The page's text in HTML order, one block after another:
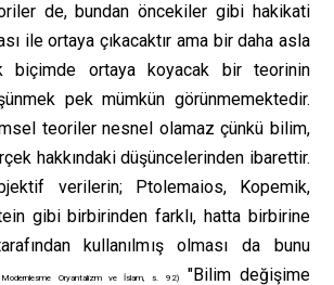
de, bundan öncekiler gibi hakikati
ile ortaya çıkacaktır ama bir daha asla
biçimde ortaya koyacak bir teorinin
pek mümkün görünmemektedir.
teoriler nesnel olamaz çünkü bilim,
hakkındaki düşüncelerinden ibarettir.
verilerin; Ptolemaios, Kopemik,
gibi birbirinden farklı, hatta birbirine
kullanılmış olması da bunu
Modernlesme Oryantalizm ve İslam, s. 92)"Bilim değişime